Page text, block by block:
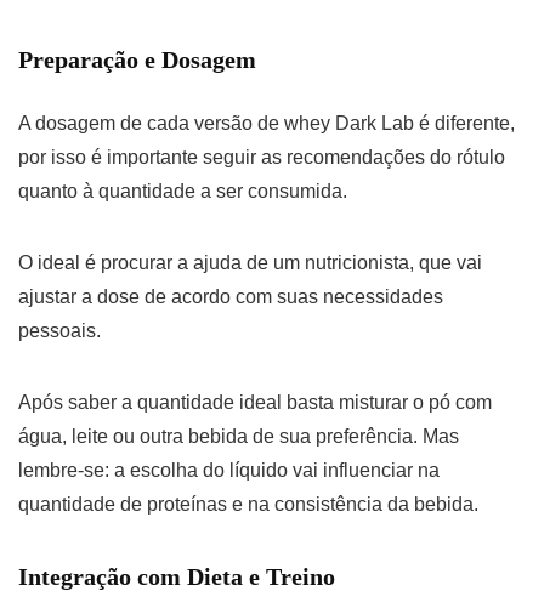
Preparação e Dosagem
A dosagem de cada versão de whey Dark Lab é diferente,
por isso é importante seguir as recomendações do rótulo
quanto à quantidade a ser consumida.
O ideal é procurar a ajuda de um nutricionista, que vai
ajustar a dose de acordo com suas necessidades
pessoais.
Após saber a quantidade ideal basta misturar o pó com
água, leite ou outra bebida de sua preferência. Mas
lembre-se: a escolha do líquido vai influenciar na
quantidade de proteínas e na consistência da bebida.
Integração com Dieta e Treino